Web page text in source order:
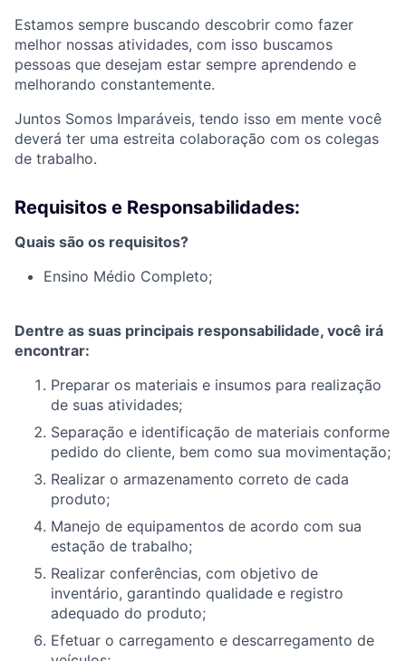
Estamos sempre buscando descobrir como fazer
melhor nossas atividades, com isso buscamos
pessoas que desejam estar sempre aprendendo e
melhorando constantemente.
Juntos Somos Imparáveis, tendo isso em mente você
deverá ter uma estreita colaboração com os colegas
de trabalho.
Requisitos e Responsabilidades:
Quais são os requisitos?
Ensino Médio Completo;
Dentre as suas principais responsabilidade, você irá
encontrar:
Preparar os materiais e insumos para realização
de suas atividades;
Separação e identificação de materiais conforme
pedido do cliente, bem como sua movimentação;
Realizar o armazenamento correto de cada
produto;
Manejo de equipamentos de acordo com sua
estação de trabalho;
Realizar conferências, com objetivo de
inventário, garantindo qualidade e registro
adequado do produto;
Efetuar o carregamento e descarregamento de